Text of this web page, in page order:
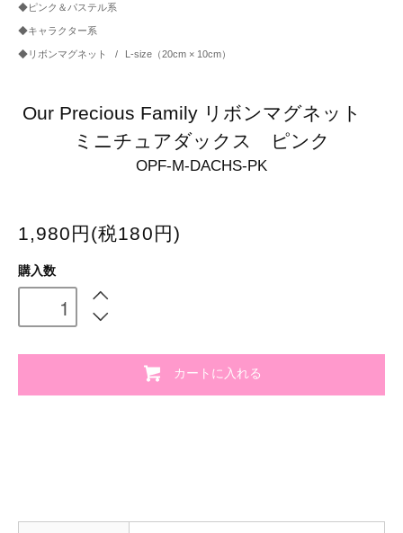
◆ピンク＆パステル系
◆キャラクター系
◆リボンマグネット / L-size（20cm × 10cm）
Our Precious Family リボンマグネット
ミニチュアダックス ピンク
OPF-M-DACHS-PK
1,980円(税180円)
購入数
カートに入れる